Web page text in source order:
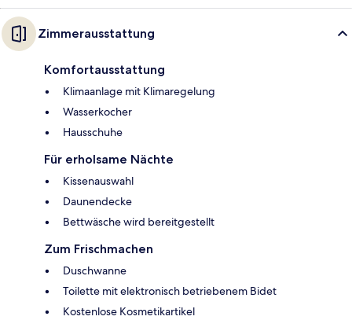
Zimmerausstattung
Komfortausstattung
Klimaanlage mit Klimaregelung
Wasserkocher
Hausschuhe
Für erholsame Nächte
Kissenauswahl
Daunendecke
Bettwäsche wird bereitgestellt
Zum Frischmachen
Duschwanne
Toilette mit elektronisch betriebenem Bidet
Kostenlose Kosmetikartikel